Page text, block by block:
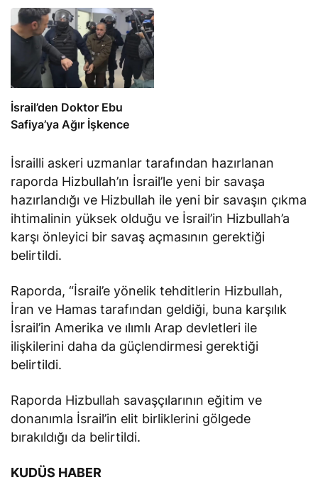
İsrail’den Doktor Ebu
Safiya’ya Ağır İşkence
İsrailli askeri uzmanlar tarafından hazırlanan
raporda Hizbullah’ın İsrail’le yeni bir savaşa
hazırlandığı ve Hizbullah ile yeni bir savaşın çıkma
ihtimalinin yüksek olduğu ve İsrail’in Hizbullah’a
karşı önleyici bir savaş açmasının gerektiği
belirtildi.
Raporda, “İsrail’e yönelik tehditlerin Hizbullah,
İran ve Hamas tarafından geldiği, buna karşılık
İsrail’in Amerika ve ılımlı Arap devletleri ile
ilişkilerini daha da güçlendirmesi gerektiği
belirtildi.
Raporda Hizbullah savaşçılarının eğitim ve
donanımla İsrail’in elit birliklerini gölgede
bırakıldığı da belirtildi.
KUDÜS HABER